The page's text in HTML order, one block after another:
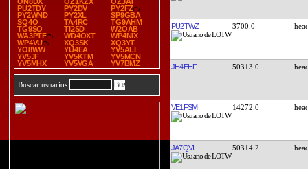
PU2TDY
PY2DV
PY2FZ
PY2WND
PY2XL
SP9GBA
SQ4O
TA4RC
TG9AHM
TG9SO
TI2SD
W2OAB
WA3PTF
WD4OXT
WP4NIX
WP4VU
XQ3SK
XQ3YT
YO8WW
YU4EA
YV5ALI
YV5JF
YV5KTM
YV5MCN
YV5MHX
YV5VGA YV7BMZ
Buscar usuarios
PU2TWZ 3700.0
JH4EHF 50313.0
VE1FSM 14272.0
JA7QVI 50314.2